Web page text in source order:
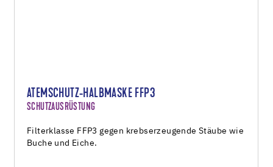
ATEMSCHUTZ-HALBMASKE FFP3
SCHUTZAUSRÜSTUNG
Filterklasse FFP3 gegen krebserzeugende Stäube wie
Buche und Eiche.